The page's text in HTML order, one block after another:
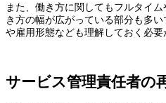
また、働き方に関してもフルタイ
き方の幅が広がっている部分も多
や雇用形態なども理解しておく必要
サービス管理責任者の